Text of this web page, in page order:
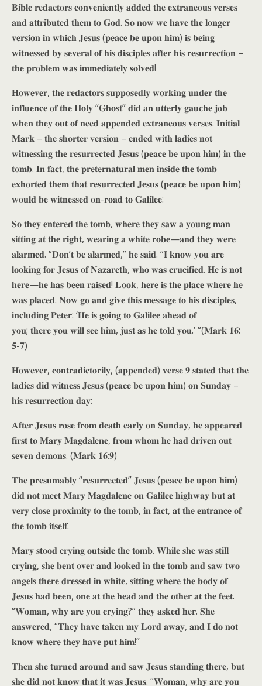
𝐁𝐢𝐛𝐥𝐞 𝐫𝐞𝐝𝐚𝐜𝐭𝐨𝐫𝐬 𝐜𝐨𝐧𝐯𝐞𝐧𝐢𝐞𝐧𝐭𝐥𝐲 𝐚𝐝𝐝𝐞𝐝 𝐭𝐡𝐞 𝐞𝐱𝐭𝐫𝐚𝐧𝐞𝐨𝐮𝐬 𝐯𝐞𝐫𝐬𝐞𝐬
𝐚𝐧𝐝 𝐚𝐭𝐭𝐫𝐢𝐛𝐮𝐭𝐞𝐝 𝐭𝐡𝐞𝐦 𝐭𝐨 𝐆𝐨𝐝. 𝐒𝐨 𝐧𝐨𝐰 𝐰𝐞 𝐡𝐚𝐯𝐞 𝐭𝐡𝐞 𝐥𝐨𝐧𝐠𝐞𝐫
𝐯𝐞𝐫𝐬𝐢𝐨𝐧 𝐢𝐧 𝐰𝐡𝐢𝐜𝐡 𝐉𝐞𝐬𝐮𝐬 (𝐩𝐞𝐚𝐜𝐞 𝐛𝐞 𝐮𝐩𝐨𝐧 𝐡𝐢𝐦) 𝐢𝐬 𝐛𝐞𝐢𝐧𝐠
𝐰𝐢𝐭𝐧𝐞𝐬𝐬𝐞𝐝 𝐛𝐲 𝐬𝐞𝐯𝐞𝐫𝐚𝐥 𝐨𝐟 𝐡𝐢𝐬 𝐝𝐢𝐬𝐜𝐢𝐩𝐥𝐞𝐬 𝐚𝐟𝐭𝐞𝐫 𝐡𝐢𝐬 𝐫𝐞𝐬𝐮𝐫𝐫𝐞𝐜𝐭𝐢𝐨𝐧 –
𝐭𝐡𝐞 𝐩𝐫𝐨𝐛𝐥𝐞𝐦 𝐰𝐚𝐬 𝐢𝐦𝐦𝐞𝐝𝐢𝐚𝐭𝐞𝐥𝐲 𝐬𝐨𝐥𝐯𝐞𝐝!
𝐇𝐨𝐰𝐞𝐯𝐞𝐫, 𝐭𝐡𝐞 𝐫𝐞𝐝𝐚𝐜𝐭𝐨𝐫𝐬 𝐬𝐮𝐩𝐩𝐨𝐬𝐞𝐝𝐥𝐲 𝐰𝐨𝐫𝐤𝐢𝐧𝐠 𝐮𝐧𝐝𝐞𝐫 𝐭𝐡𝐞
𝐢𝐧𝐟𝐥𝐮𝐞𝐧𝐜𝐞 𝐨𝐟 𝐭𝐡𝐞 𝐇𝐨𝐥𝐲 “𝐆𝐡𝐨𝐬𝐭” 𝐝𝐢𝐝 𝐚𝐧 𝐮𝐭𝐭𝐞𝐫𝐥𝐲 𝐠𝐚𝐮𝐜𝐡𝐞 𝐣𝐨𝐛
𝐰𝐡𝐞𝐧 𝐭𝐡𝐞𝐲 𝐨𝐮𝐭 𝐨𝐟 𝐧𝐞𝐞𝐝 𝐚𝐩𝐩𝐞𝐧𝐝𝐞𝐝 𝐞𝐱𝐭𝐫𝐚𝐧𝐞𝐨𝐮𝐬 𝐯𝐞𝐫𝐬𝐞𝐬. 𝐈𝐧𝐢𝐭𝐢𝐚𝐥
𝐌𝐚𝐫𝐤 – 𝐭𝐡𝐞 𝐬𝐡𝐨𝐫𝐭𝐞𝐫 𝐯𝐞𝐫𝐬𝐢𝐨𝐧 – 𝐞𝐧𝐝𝐞𝐝 𝐰𝐢𝐭𝐡 𝐥𝐚𝐝𝐢𝐞𝐬 𝐧𝐨𝐭
𝐰𝐢𝐭𝐧𝐞𝐬𝐬𝐢𝐧𝐠 𝐭𝐡𝐞 𝐫𝐞𝐬𝐮𝐫𝐫𝐞𝐜𝐭𝐞𝐝 𝐉𝐞𝐬𝐮𝐬 (𝐩𝐞𝐚𝐜𝐞 𝐛𝐞 𝐮𝐩𝐨𝐧 𝐡𝐢𝐦) 𝐢𝐧 𝐭𝐡𝐞
𝐭𝐨𝐦𝐛. 𝐈𝐧 𝐟𝐚𝐜𝐭, 𝐭𝐡𝐞 𝐩𝐫𝐞𝐭𝐞𝐫𝐧𝐚𝐭𝐮𝐫𝐚𝐥 𝐦𝐞𝐧 𝐢𝐧𝐬𝐢𝐝𝐞 𝐭𝐡𝐞 𝐭𝐨𝐦𝐛
𝐞𝐱𝐡𝐨𝐫𝐭𝐞𝐝 𝐭𝐡𝐞𝐦 𝐭𝐡𝐚𝐭 𝐫𝐞𝐬𝐮𝐫𝐫𝐞𝐜𝐭𝐞𝐝 𝐉𝐞𝐬𝐮𝐬 (𝐩𝐞𝐚𝐜𝐞 𝐛𝐞 𝐮𝐩𝐨𝐧 𝐡𝐢𝐦)
𝐰𝐨𝐮𝐥𝐝 𝐛𝐞 𝐰𝐢𝐭𝐧𝐞𝐬𝐬𝐞𝐝 𝐨𝐧-𝐫𝐨𝐚𝐝 𝐭𝐨 𝐆𝐚𝐥𝐢𝐥𝐞𝐞:
𝐒𝐨 𝐭𝐡𝐞𝐲 𝐞𝐧𝐭𝐞𝐫𝐞𝐝 𝐭𝐡𝐞 𝐭𝐨𝐦𝐛, 𝐰𝐡𝐞𝐫𝐞 𝐭𝐡𝐞𝐲 𝐬𝐚𝐰 𝐚 𝐲𝐨𝐮𝐧𝐠 𝐦𝐚𝐧
𝐬𝐢𝐭𝐭𝐢𝐧𝐠 𝐚𝐭 𝐭𝐡𝐞 𝐫𝐢𝐠𝐡𝐭, 𝐰𝐞𝐚𝐫𝐢𝐧𝐠 𝐚 𝐰𝐡𝐢𝐭𝐞 𝐫𝐨𝐛𝐞—𝐚𝐧𝐝 𝐭𝐡𝐞𝐲 𝐰𝐞𝐫𝐞
𝐚𝐥𝐚𝐫𝐦𝐞𝐝. “𝐃𝐨𝐧’𝐭 𝐛𝐞 𝐚𝐥𝐚𝐫𝐦𝐞𝐝,” 𝐡𝐞 𝐬𝐚𝐢𝐝. “𝐈 𝐤𝐧𝐨𝐰 𝐲𝐨𝐮 𝐚𝐫𝐞
𝐥𝐨𝐨𝐤𝐢𝐧𝐠 𝐟𝐨𝐫 𝐉𝐞𝐬𝐮𝐬 𝐨𝐟 𝐍𝐚𝐳𝐚𝐫𝐞𝐭𝐡, 𝐰𝐡𝐨 𝐰𝐚𝐬 𝐜𝐫𝐮𝐜𝐢𝐟𝐢𝐞𝐝. 𝐇𝐞 𝐢𝐬 𝐧𝐨𝐭
𝐡𝐞𝐫𝐞—𝐡𝐞 𝐡𝐚𝐬 𝐛𝐞𝐞𝐧 𝐫𝐚𝐢𝐬𝐞𝐝! 𝐋𝐨𝐨𝐤, 𝐡𝐞𝐫𝐞 𝐢𝐬 𝐭𝐡𝐞 𝐩𝐥𝐚𝐜𝐞 𝐰𝐡𝐞𝐫𝐞 𝐡𝐞
𝐰𝐚𝐬 𝐩𝐥𝐚𝐜𝐞𝐝. 𝐍𝐨𝐰 𝐠𝐨 𝐚𝐧𝐝 𝐠𝐢𝐯𝐞 𝐭𝐡𝐢𝐬 𝐦𝐞𝐬𝐬𝐚𝐠𝐞 𝐭𝐨 𝐡𝐢𝐬 𝐝𝐢𝐬𝐜𝐢𝐩𝐥𝐞𝐬,
𝐢𝐧𝐜𝐥𝐮𝐝𝐢𝐧𝐠 𝐏𝐞𝐭𝐞𝐫: ‘𝐇𝐞 𝐢𝐬 𝐠𝐨𝐢𝐧𝐠 𝐭𝐨 𝐆𝐚𝐥𝐢𝐥𝐞𝐞 𝐚𝐡𝐞𝐚𝐝 𝐨𝐟
𝐲𝐨𝐮; 𝐭𝐡𝐞𝐫𝐞 𝐲𝐨𝐮 𝐰𝐢𝐥𝐥 𝐬𝐞𝐞 𝐡𝐢𝐦, 𝐣𝐮𝐬𝐭 𝐚𝐬 𝐡𝐞 𝐭𝐨𝐥𝐝 𝐲𝐨𝐮.‘ “(𝐌𝐚𝐫𝐤 𝟏𝟔:
𝟓-𝟕)
𝐇𝐨𝐰𝐞𝐯𝐞𝐫, 𝐜𝐨𝐧𝐭𝐫𝐚𝐝𝐢𝐜𝐭𝐨𝐫𝐢𝐥𝐲, (𝐚𝐩𝐩𝐞𝐧𝐝𝐞𝐝) 𝐯𝐞𝐫𝐬𝐞 𝟗 𝐬𝐭𝐚𝐭𝐞𝐝 𝐭𝐡𝐚𝐭 𝐭𝐡𝐞
𝐥𝐚𝐝𝐢𝐞𝐬 𝐝𝐢𝐝 𝐰𝐢𝐭𝐧𝐞𝐬𝐬 𝐉𝐞𝐬𝐮𝐬 (𝐩𝐞𝐚𝐜𝐞 𝐛𝐞 𝐮𝐩𝐨𝐧 𝐡𝐢𝐦) 𝐨𝐧 𝐒𝐮𝐧𝐝𝐚𝐲 –
𝐡𝐢𝐬 𝐫𝐞𝐬𝐮𝐫𝐫𝐞𝐜𝐭𝐢𝐨𝐧 𝐝𝐚𝐲:
𝐀𝐟𝐭𝐞𝐫 𝐉𝐞𝐬𝐮𝐬 𝐫𝐨𝐬𝐞 𝐟𝐫𝐨𝐦 𝐝𝐞𝐚𝐭𝐡 𝐞𝐚𝐫𝐥𝐲 𝐨𝐧 𝐒𝐮𝐧𝐝𝐚𝐲, 𝐡𝐞 𝐚𝐩𝐩𝐞𝐚𝐫𝐞𝐝
𝐟𝐢𝐫𝐬𝐭 𝐭𝐨 𝐌𝐚𝐫𝐲 𝐌𝐚𝐠𝐝𝐚𝐥𝐞𝐧𝐞, 𝐟𝐫𝐨𝐦 𝐰𝐡𝐨𝐦 𝐡𝐞 𝐡𝐚𝐝 𝐝𝐫𝐢𝐯𝐞𝐧 𝐨𝐮𝐭
𝐬𝐞𝐯𝐞𝐧 𝐝𝐞𝐦𝐨𝐧𝐬. (𝐌𝐚𝐫𝐤 𝟏𝟔:𝟗)
𝐓𝐡𝐞 𝐩𝐫𝐞𝐬𝐮𝐦𝐚𝐛𝐥𝐲 “𝐫𝐞𝐬𝐮𝐫𝐫𝐞𝐜𝐭𝐞𝐝” 𝐉𝐞𝐬𝐮𝐬 (𝐩𝐞𝐚𝐜𝐞 𝐛𝐞 𝐮𝐩𝐨𝐧 𝐡𝐢𝐦)
𝐝𝐢𝐝 𝐧𝐨𝐭 𝐦𝐞𝐞𝐭 𝐌𝐚𝐫𝐲 𝐌𝐚𝐠𝐝𝐚𝐥𝐞𝐧𝐞 𝐨𝐧 𝐆𝐚𝐥𝐢𝐥𝐞𝐞 𝐡𝐢𝐠𝐡𝐰𝐚𝐲 𝐛𝐮𝐭 𝐚𝐭
𝐯𝐞𝐫𝐲 𝐜𝐥𝐨𝐬𝐞 𝐩𝐫𝐨𝐱𝐢𝐦𝐢𝐭𝐲 𝐭𝐨 𝐭𝐡𝐞 𝐭𝐨𝐦𝐛, 𝐢𝐧 𝐟𝐚𝐜𝐭, 𝐚𝐭 𝐭𝐡𝐞 𝐞𝐧𝐭𝐫𝐚𝐧𝐜𝐞 𝐨𝐟
𝐭𝐡𝐞 𝐭𝐨𝐦𝐛 𝐢𝐭𝐬𝐞𝐥𝐟.
𝐌𝐚𝐫𝐲 𝐬𝐭𝐨𝐨𝐝 𝐜𝐫𝐲𝐢𝐧𝐠 𝐨𝐮𝐭𝐬𝐢𝐝𝐞 𝐭𝐡𝐞 𝐭𝐨𝐦𝐛. 𝐖𝐡𝐢𝐥𝐞 𝐬𝐡𝐞 𝐰𝐚𝐬 𝐬𝐭𝐢𝐥𝐥
𝐜𝐫𝐲𝐢𝐧𝐠, 𝐬𝐡𝐞 𝐛𝐞𝐧𝐭 𝐨𝐯𝐞𝐫 𝐚𝐧𝐝 𝐥𝐨𝐨𝐤𝐞𝐝 𝐢𝐧 𝐭𝐡𝐞 𝐭𝐨𝐦𝐛 𝐚𝐧𝐝 𝐬𝐚𝐰 𝐭𝐰𝐨
𝐚𝐧𝐠𝐞𝐥𝐬 𝐭𝐡𝐞𝐫𝐞 𝐝𝐫𝐞𝐬𝐬𝐞𝐝 𝐢𝐧 𝐰𝐡𝐢𝐭𝐞, 𝐬𝐢𝐭𝐭𝐢𝐧𝐠 𝐰𝐡𝐞𝐫𝐞 𝐭𝐡𝐞 𝐛𝐨𝐝𝐲 𝐨𝐟
𝐉𝐞𝐬𝐮𝐬 𝐡𝐚𝐝 𝐛𝐞𝐞𝐧, 𝐨𝐧𝐞 𝐚𝐭 𝐭𝐡𝐞 𝐡𝐞𝐚𝐝 𝐚𝐧𝐝 𝐭𝐡𝐞 𝐨𝐭𝐡𝐞𝐫 𝐚𝐭 𝐭𝐡𝐞 𝐟𝐞𝐞𝐭.
“𝐖𝐨𝐦𝐚𝐧, 𝐰𝐡𝐲 𝐚𝐫𝐞 𝐲𝐨𝐮 𝐜𝐫𝐲𝐢𝐧𝐠?” 𝐭𝐡𝐞𝐲 𝐚𝐬𝐤𝐞𝐝 𝐡𝐞𝐫. 𝐒𝐡𝐞
𝐚𝐧𝐬𝐰𝐞𝐫𝐞𝐝, “𝐓𝐡𝐞𝐲 𝐡𝐚𝐯𝐞 𝐭𝐚𝐤𝐞𝐧 𝐦𝐲 𝐋𝐨𝐫𝐝 𝐚𝐰𝐚𝐲, 𝐚𝐧𝐝 𝐈 𝐝𝐨 𝐧𝐨𝐭
𝐤𝐧𝐨𝐰 𝐰𝐡𝐞𝐫𝐞 𝐭𝐡𝐞𝐲 𝐡𝐚𝐯𝐞 𝐩𝐮𝐭 𝐡𝐢𝐦!”
𝐓𝐡𝐞𝐧 𝐬𝐡𝐞 𝐭𝐮𝐫𝐧𝐞𝐝 𝐚𝐫𝐨𝐮𝐧𝐝 𝐚𝐧𝐝 𝐬𝐚𝐰 𝐉𝐞𝐬𝐮𝐬 𝐬𝐭𝐚𝐧𝐝𝐢𝐧𝐠 𝐭𝐡𝐞𝐫𝐞, 𝐛𝐮𝐭
𝐬𝐡𝐞 𝐝𝐢𝐝 𝐧𝐨𝐭 𝐤𝐧𝐨𝐰 𝐭𝐡𝐚𝐭 𝐢𝐭 𝐰𝐚𝐬 𝐉𝐞𝐬𝐮𝐬. “𝐖𝐨𝐦𝐚𝐧, 𝐰𝐡𝐲 𝐚𝐫𝐞 𝐲𝐨𝐮